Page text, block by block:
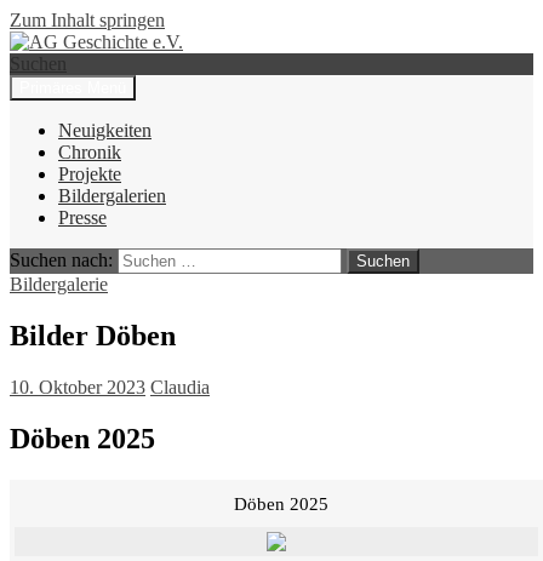
Zum Inhalt springen
AG Geschichte e.V.
Suchen
Neuigkeiten
Chronik
Projekte
Bildergalerien
Presse
Suchen nach:
Bildergalerie
Bilder Döben
10. Oktober 2023 Claudia
Döben 2025
Döben 2025